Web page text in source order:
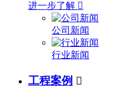
进一步了解 
公司新闻
行业新闻
工程案例 